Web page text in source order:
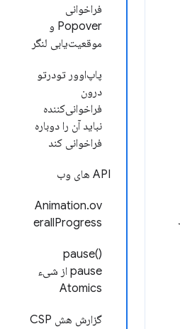
فراخوانی
Popover و
موقعیت‌یابی لنگر
پاپ‌اوور تودرتو
درون
فراخوانی‌کننده
نباید آن را دوباره
فراخوانی کند
API های وب
Animation.ov
erallProgress
pause()
pause از شیء
Atomics
گزارش هش CSP